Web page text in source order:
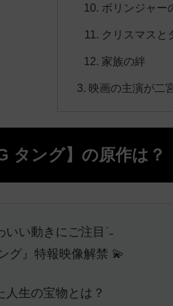
ボリンジャー
クリスマスと
家族の絆
映画の主演が二
タング】の原作は？
いい動きにご注目ˊ˗
グ』特報映像解禁 💫
人生の宝物とは？